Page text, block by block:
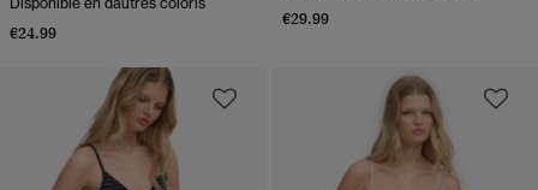
€24.99
€29.99